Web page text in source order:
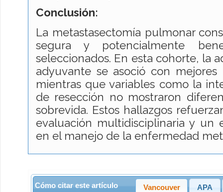
Conclusión:
La metastasectomía pulmonar
segura y potencialmente
seleccionados. En esta cohorte, la
adyuvante se asoció con mejores
mientras que variables como la
de resección no mostraron
sobrevida. Estos hallazgos
evaluación multidisciplinaria y un
en el manejo de la enfermedad
Cómo citar este artículo Vancouver APA